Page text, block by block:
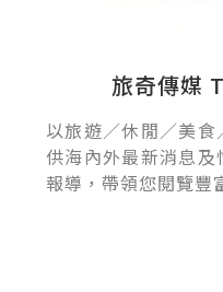
旅奇傳媒
以旅遊／休閒／美
供海內外最新消息
報導，帶領您閱覽豐